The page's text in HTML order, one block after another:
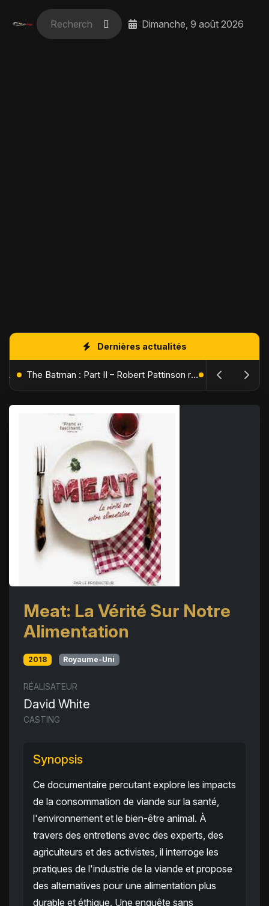
Dimanche, 9 août 2026
Dernières actualités
L'Âge de Glace : Le Réveil du Volcan – Manny, Sid et Diego de retour pour une aventure explosive The Batman : Part II – Robert Pattinson replonge dans les ténèbres de Gotham dès octobre 2027
Meat: La Vérité Sur Notre
Alimentation
2018 Royaume-Uni
RÉALISATEUR
David White
CASTING
Synopsis
Ce documentaire percutant explore les impacts
de la consommation de viande sur la santé,
l'environnement et le bien-être animal. À
travers des entretiens avec des experts, des
agriculteurs et des activistes, il interroge les
pratiques de l'industrie de la viande et propose
des alternatives pour une alimentation plus
durable et éthique. Une enquête sans